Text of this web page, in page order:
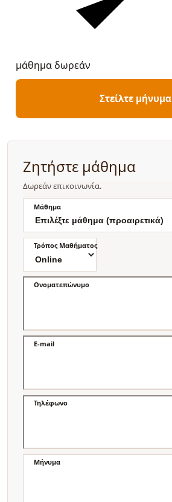
μάθημα δωρεάν
Στείλτε μήνυμα
Ζητήστε μάθημα
Δωρεάν επικοινωνία.
Μάθημα
Τρόπος Μαθήματος
Ονοματεπώνυμο
E-mail
Τηλέφωνο
Μήνυμα